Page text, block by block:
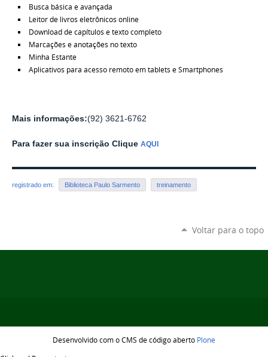
Busca básica e avançada
Leitor de livros eletrônicos online
Download de capítulos e texto completo
Marcações e anotações no texto
Minha Estante
Aplicativos para acesso remoto em tablets e Smartphones
Mais informações:(92) 3621-6762
Para fazer sua inscrição Clique AQUI
registrado em: Biblioteca Paulo Sarmento treinamento
Voltar para o topo
Desenvolvido com o CMS de código aberto Plone